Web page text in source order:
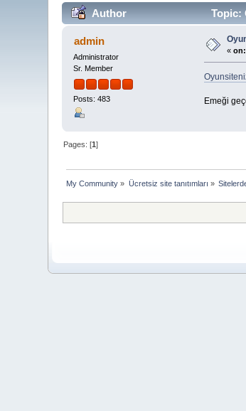
Author Topic:
admin
Administrator
Sr. Member
Posts: 483
«on:
Emeği
Pages: [1]
My Community » Ücretsiz site tanıtımları »